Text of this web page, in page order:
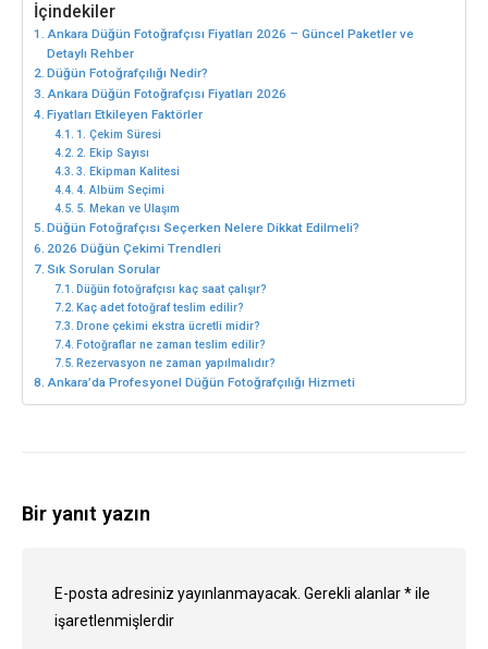
İçindekiler
Ankara Düğün Fotoğrafçısı Fiyatları 2026 – Güncel Paketler ve
Detaylı Rehber
Düğün Fotoğrafçılığı Nedir?
Ankara Düğün Fotoğrafçısı Fiyatları 2026
Fiyatları Etkileyen Faktörler
1. Çekim Süresi
2. Ekip Sayısı
3. Ekipman Kalitesi
4. Albüm Seçimi
5. Mekan ve Ulaşım
Düğün Fotoğrafçısı Seçerken Nelere Dikkat Edilmeli?
2026 Düğün Çekimi Trendleri
Sık Sorulan Sorular
Düğün fotoğrafçısı kaç saat çalışır?
Kaç adet fotoğraf teslim edilir?
Drone çekimi ekstra ücretli midir?
Fotoğraflar ne zaman teslim edilir?
Rezervasyon ne zaman yapılmalıdır?
Ankara’da Profesyonel Düğün Fotoğrafçılığı Hizmeti
Bir yanıt yazın
E-posta adresiniz yayınlanmayacak. Gerekli alanlar*ile
işaretlenmişlerdir